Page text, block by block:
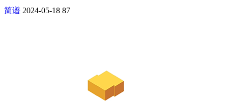
简谱 2024-05-18 87